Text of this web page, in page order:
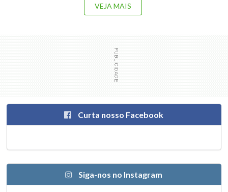
VEJA MAIS
Curta nosso Facebook
Siga-nos no Instagram